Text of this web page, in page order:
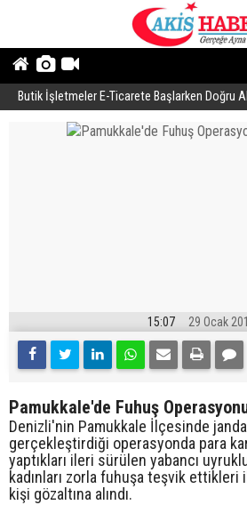
Butik İşletmeler E-Ticarete Başlarken Doğru
15:07 29 Ocak
Pamukkale'de Fuhuş
Denizli'nin Pamukkale İlçesinde
gerçekleştirdiği operasyonda para
yaptıkları ileri sürülen yabancı
kadınları zorla fuhuşa teşvik
kişi gözaltına alındı.